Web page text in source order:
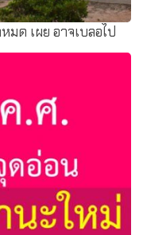
มด เผย อาจเบลอไป